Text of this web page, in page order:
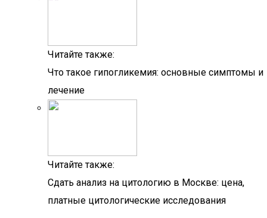
Читайте также:
Что такое гипогликемия: основные симптомы и
лечение
Читайте также:
Сдать анализ на цитологию в Москве: цена,
платные цитологические исследования